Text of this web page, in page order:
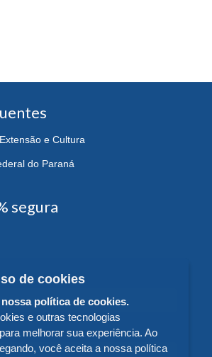
e Cultura
do Paraná
segura
de cookies
política de cookies.
e outras tecnologias
melhorar sua experiência. Ao
você aceita a nossa política